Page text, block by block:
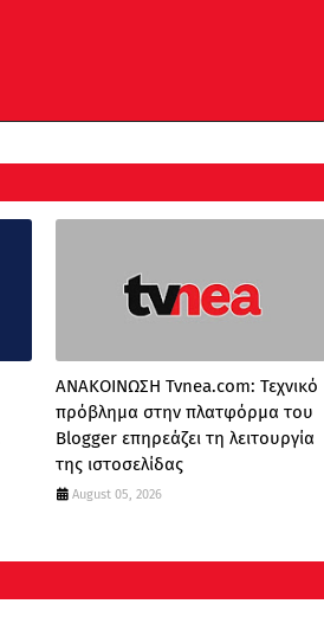
ΑΝΑΚΟΙΝΩΣΗ Tvnea.com: Τεχνικό
πρόβλημα στην πλατφόρμα του
Blogger επηρεάζει τη λειτουργία
της ιστοσελίδας
August 05, 2026